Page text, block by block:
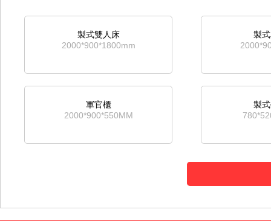
製式雙人床
2000*900*1800mm
製
軍官櫃
2000*900*550MM
製